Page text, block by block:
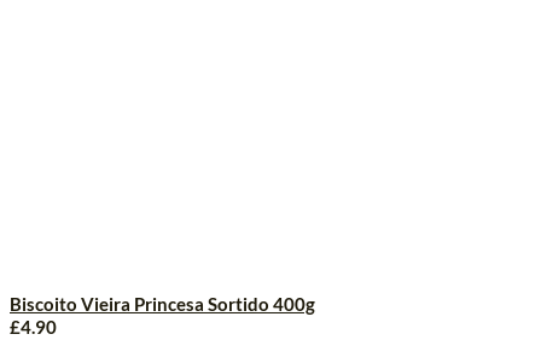
Biscoito Vieira Princesa Sortido 400g
£4.90